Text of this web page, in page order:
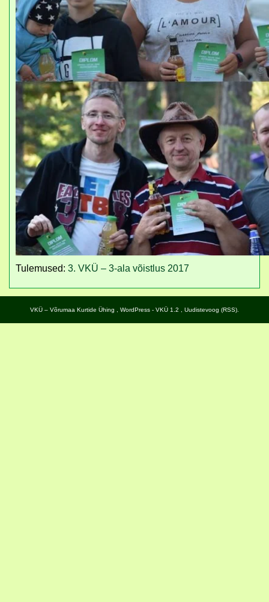
Tulemused: 3. VKÜ – 3-ala võistlus 2017
VKÜ – Võrumaa Kurtide Ühing WordPress - VKÜ 1.2 , Uudistevoog (RSS)